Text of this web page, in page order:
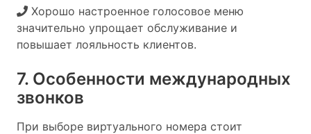
Хорошо настроенное голосовое меню
значительно упрощает обслуживание и
повышает лояльность клиентов.
7. Особенности международных
звонков
При выборе виртуального номера стоит